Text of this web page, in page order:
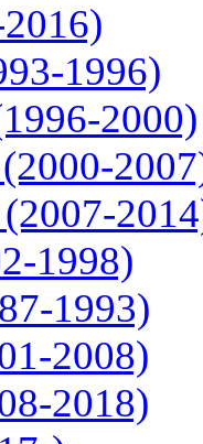
1996)
2000)
1998)
1993)
2008)
2018)